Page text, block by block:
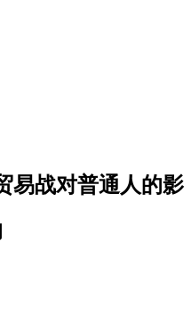
易战对普通人的影